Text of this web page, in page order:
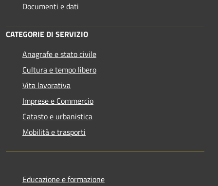
Documenti e dati
CATEGORIE DI SERVIZIO
Anagrafe e stato civile
Cultura e tempo libero
Vita lavorativa
Imprese e Commercio
Catasto e urbanistica
Mobilità e trasporti
Educazione e formazione